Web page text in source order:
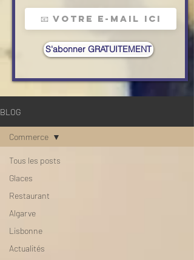
S'abonner GRATUITEMENT
BLOG
Tous les posts
Glaces
Restaurant
Algarve
Lisbonne
Actualités
Commerce